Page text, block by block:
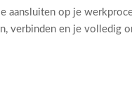
aansluiten op je
verbinden en je volledig